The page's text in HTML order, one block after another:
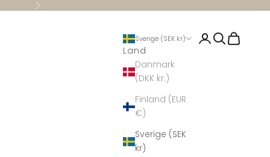
Nästa
Sverige (SEK kr)
Land
Danmark
(DKK kr.)
Finland (EUR
€)
Sverige (SEK
kr)
Logga in
Sök